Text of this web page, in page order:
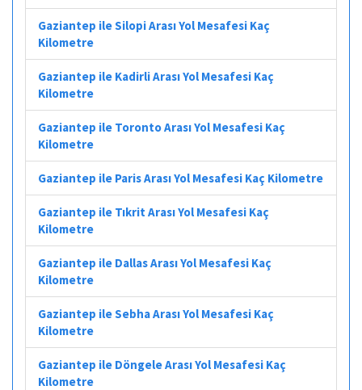
Gaziantep ile Silopi Arası Yol Mesafesi Kaç
Kilometre
Gaziantep ile Kadirli Arası Yol Mesafesi Kaç
Kilometre
Gaziantep ile Toronto Arası Yol Mesafesi Kaç
Kilometre
Gaziantep ile Paris Arası Yol Mesafesi Kaç Kilometre
Gaziantep ile Tıkrit Arası Yol Mesafesi Kaç
Kilometre
Gaziantep ile Dallas Arası Yol Mesafesi Kaç
Kilometre
Gaziantep ile Sebha Arası Yol Mesafesi Kaç
Kilometre
Gaziantep ile Döngele Arası Yol Mesafesi Kaç
Kilometre